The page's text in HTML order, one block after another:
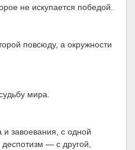
не искупается победой.
повсюду, а окружности
мира.
и завоевания, с одной
— с другой,